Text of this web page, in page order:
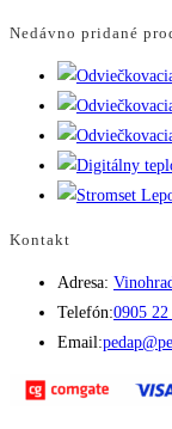
Nedávno pridané
Kontakt
Adresa:
Telefón:0905
Email: